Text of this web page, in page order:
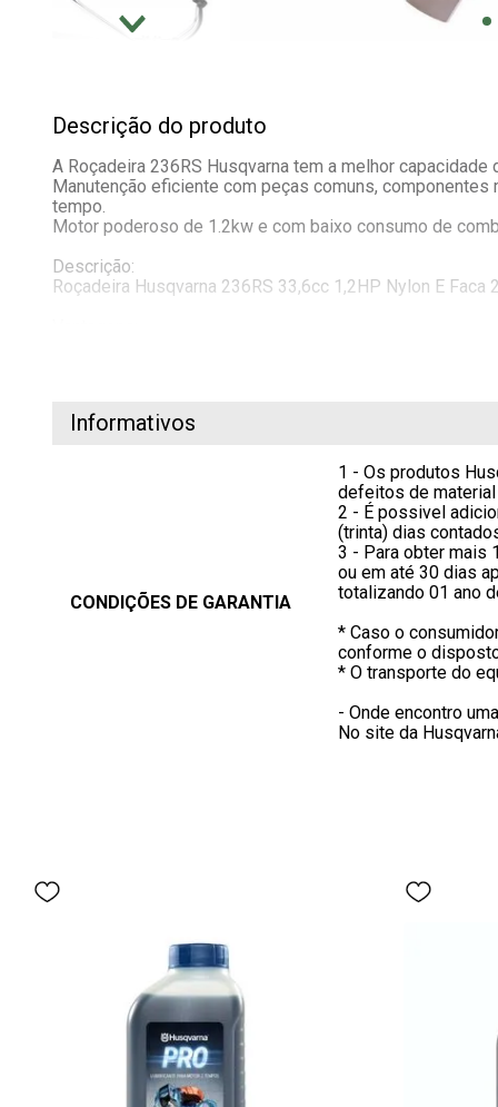
Descrição do produto
A Roçadeira 236RS Husqvarna tem a melhor
Manutenção eficiente com peças comuns,
tempo.
Motor poderoso de 1.2kw e com baixo consumo de
Descrição:
Roçadeira Husqvarna 236RS 33,6cc 1,2HP Nylon E Faca
- Fácil Manutenção Manutenção regular eficiente com
- Motor Potente Fornece desempenho para cortar com
- Design Ergonômico Bem equilibrado e ergonômico
- Ideal para o Agro e manutenções de Rodovias,
Deslocamento do cilindro: 33.6 cm³
Potência: 1.2 kW
Velocidade de marcha lenta: 2500 rpm
Potência máxima: 1,61 HP a 7.000 rpm
SmartStart: Sim
Vela de ignição: NGK BPM7A
Diâmetro do tubo 28 mm
Peso (sem equipamento de corte) 6.9 kg
Lubrificante:
Tipo de lubrificante Husqvarna 2 tempos ou equivalente
Sons e ruídos:
Informativos
CONDIÇÕES DE GARANTIA
1 - Os produtos
defeitos de material
2 - É possivel
(trinta) dias
3 - Para obter mais
ou em até 30 dias
totalizando 01 ano
* Caso o
conforme o
* O transporte do
- Onde encontro
No site da